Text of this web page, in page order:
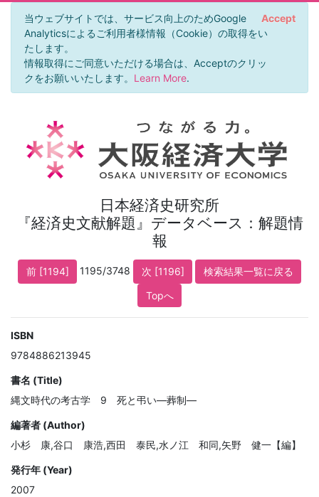
当ウェブサイトでは、サービス向上のためGoogle
Analyticsによるご利用者様情報（Cookie）の取得をい
たします。
情報取得にご同意いただける場合は、Acceptのクリッ
クをお願いいたします。 Learn More.
Accept
日本経済史研究所
『経済史文献解題』データベース：解題情
報
前 [1194] 1195/3748 次 [1196]
検索結果一覧に戻る
Topへ
ISBN
9784886213945
書名 (Title)
縄文時代の考古学 9 死と弔い―葬制―
編著者 (Author)
小杉 康,谷口 康浩,西田 泰民,水ノ江 和同,矢野 健一【編】
発行年 (Year)
2007